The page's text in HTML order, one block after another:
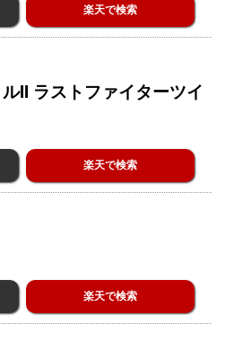
楽天で検索
II ラストファイターツイ
楽天で検索
楽天で検索